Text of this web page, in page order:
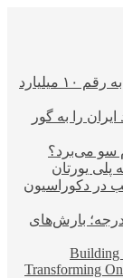
افزایش حجم تجارت بین ایران و پاکستان به رقم ۱۰ میلیارد
را به گور
سو می‌برد؟
پلی یورتان
در دکوراسیون
قرمز هواشناسی برای گرمای ۵۰ درجه؛ بارش‌های
Building
Transforming